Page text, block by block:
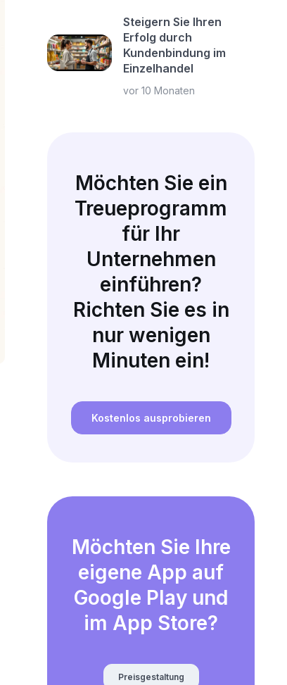
Steigern Sie Ihren
Erfolg durch
Kundenbindung im
Einzelhandel
vor 10 Monaten
Möchten Sie ein
Treueprogramm
für Ihr
Unternehmen
einführen?
Richten Sie es in
nur wenigen
Minuten ein!
Kostenlos ausprobieren
Möchten Sie Ihre
eigene App auf
Google Play und
im App Store?
Preisgestaltung